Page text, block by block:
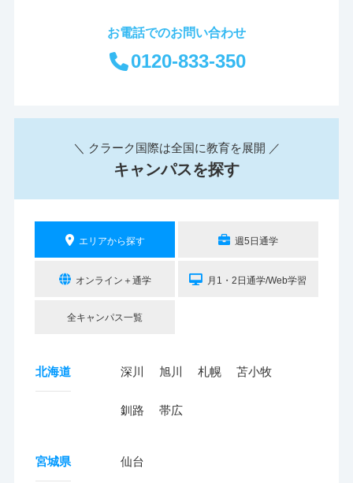
お電話でのお問い合わせ
0120-833-350
＼ クラーク国際は全国に教育を展開 ／
キャンパスを探す
エリアから探す 週5日通学
オンライン＋通学 月1・2日通学/Web学習
全キャンパス一覧
北海道 深川 旭川 札幌 苫小牧
釧路 帯広
宮城県 仙台